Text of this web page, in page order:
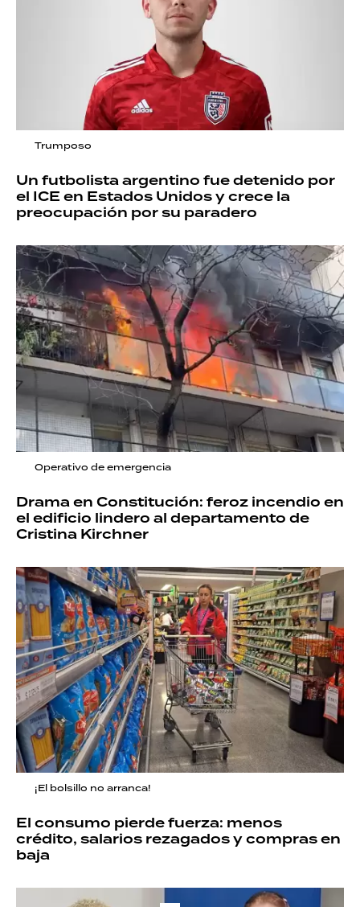
Trumposo
Un futbolista argentino fue detenido por
el ICE en Estados Unidos y crece la
preocupación por su paradero
Operativo de emergencia
Drama en Constitución: feroz incendio en
el edificio lindero al departamento de
Cristina Kirchner
¡El bolsillo no arranca!
El consumo pierde fuerza: menos
crédito, salarios rezagados y compras en
baja